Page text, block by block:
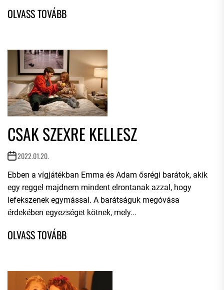
CSAK SZEXRE KELLESZ
2022.01.20.
Ebben a vígjátékban Emma és Adam ősrégi barátok, akik
egy reggel majdnem mindent elrontanak azzal, hogy
lefekszenek egymással. A barátságuk megóvása
érdekében egyezséget kötnek, mely...